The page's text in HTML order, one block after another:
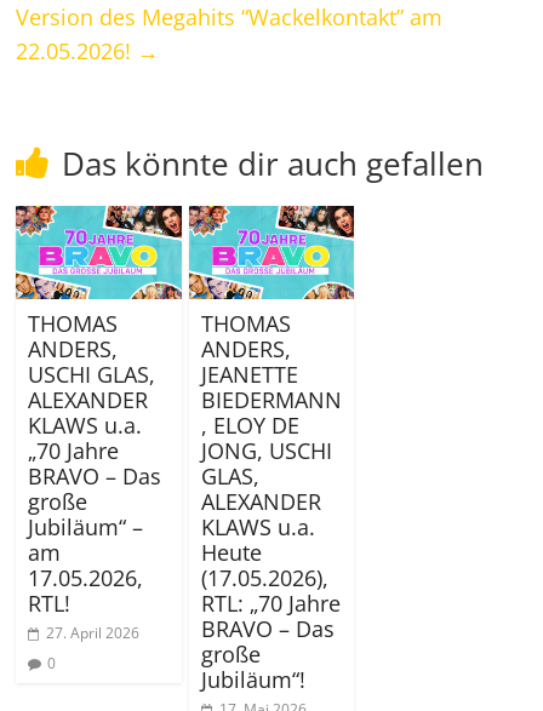
Version des Megahits “Wackelkontakt” am
22.05.2026! →
Das könnte dir auch gefallen
THOMAS
ANDERS,
USCHI GLAS,
ALEXANDER
KLAWS u.a.
„70 Jahre
BRAVO – Das
große
Jubiläum“ –
am
17.05.2026,
RTL!
27. April 2026
0
THOMAS
ANDERS,
JEANETTE
BIEDERMANN
, ELOY DE
JONG, USCHI
GLAS,
ALEXANDER
KLAWS u.a.
Heute
(17.05.2026),
RTL: „70 Jahre
BRAVO – Das
große
Jubiläum“!